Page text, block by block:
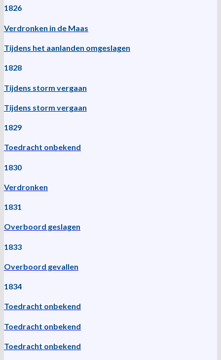
1826
Verdronken in de Maas
Tijdens het aanlanden omgeslagen
1828
Tijdens storm vergaan
Tijdens storm vergaan
1829
Toedracht onbekend
1830
Verdronken
1831
Overboord geslagen
1833
Overboord gevallen
1834
Toedracht onbekend
Toedracht onbekend
Toedracht onbekend